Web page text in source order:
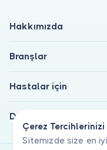
Çerez Tercihlerinizi
Sitemizde size en
Hakkımızda
Branşlar
Hastalar için
Doktorlar için